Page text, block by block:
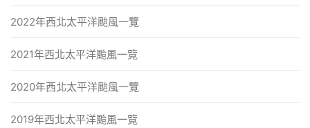
2022年西北太平洋颱風一覽
2021年西北太平洋颱風一覽
2020年西北太平洋颱風一覽
2019年西北太平洋颱風一覽